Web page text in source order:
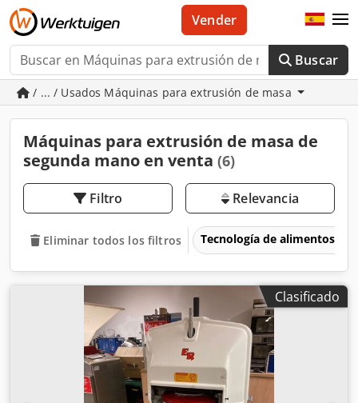
Buscar
Vender
/ ... / Usados Máquinas para extrusión de masa
Máquinas para extrusión de masa de
segunda mano en venta (6)
Filtro Relevancia
Eliminar todos los filtros Tecnología de alimentos
Clasificado